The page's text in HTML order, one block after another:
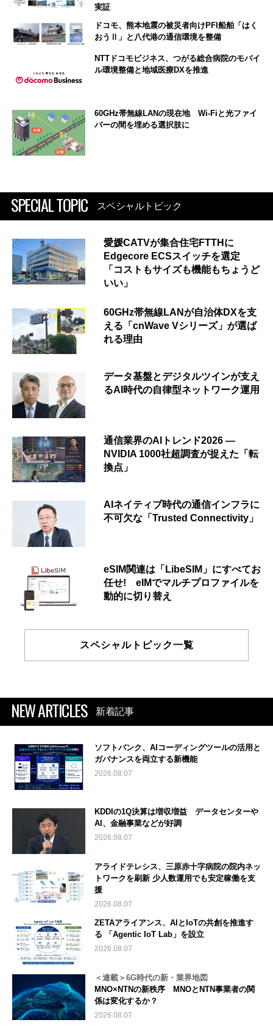
実証
ドコモ、熊本地震の被災者向けPFI船舶「はく
おうⅡ」と八代港の通信環境を整備
NTTドコモビジネス、つがる総合病院のモバイ
ル環境整備と地域医療DXを推進
60GHz帯無線LANの現在地 Wi-Fiと光ファイ
バーの間を埋める選択肢に
SPECIAL TOPIC スペシャルトピック
愛媛CATVが集合住宅FTTHに
Edgecore ECSスイッチを選定
「コストもサイズも機能もちょうど
いい」
60GHz帯無線LANが自治体DXを支
える「cnWave Vシリーズ」が選ば
れる理由
データ基盤とデジタルツインが支え
るAI時代の自律型ネットワーク運用
通信業界のAIトレンド2026 ―
NVIDIA 1000社超調査が捉えた「転
換点」
AIネイティブ時代の通信インフラに
不可欠な「Trusted Connectivity」
eSIM関連は「LibeSIM」にすべてお
任せ! eIMでマルチプロファイルを
動的に切り替え
スペシャルトピック一覧
NEW ARTICLES 新着記事
ソフトバンク、AIコーディングツールの活用と
ガバナンスを両立する新機能
2026.08.07
KDDIの1Q決算は増収増益 データセンターや
AI、金融事業などが好調
2026.08.07
アライドテレシス、三原赤十字病院の院内ネッ
トワークを刷新 少人数運用でも安定稼働を支
援
2026.08.07
ZETAアライアンス、AIとIoTの共創を推進す
る 「Agentic IoT Lab」を設立
2026.08.07
＜連載＞6G時代の新・業界地図
MNO×NTNの新秩序 MNOとNTN事業者の関
係は変化するか？
2026.08.07